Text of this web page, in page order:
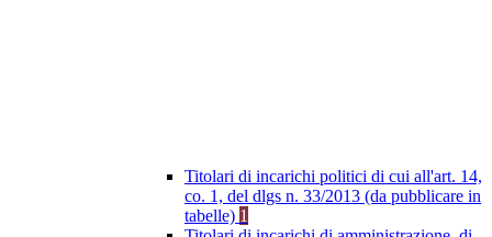
Titolari di incarichi politici di cui all'art. 14,
co. 1, del dlgs n. 33/2013 (da pubblicare in
tabelle) 1